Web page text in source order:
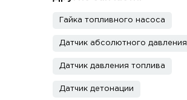
Гайка топливного насоса
Датчик абсолютного давления
Датчик давления топлива
Датчик детонации